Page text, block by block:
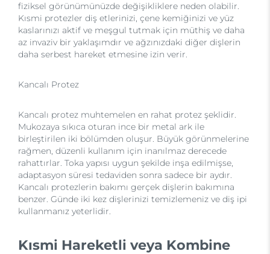
fiziksel görünümünüzde değişikliklere neden olabilir.
Kısmi protezler diş etlerinizi, çene kemiğinizi ve yüz
kaslarınızı aktif ve meşgul tutmak için müthiş ve daha
az invaziv bir yaklaşımdır ve ağzınızdaki diğer dişlerin
daha serbest hareket etmesine izin verir.
Kancalı Protez
Kancalı protez muhtemelen en rahat protez şeklidir.
Mukozaya sıkıca oturan ince bir metal ark ile
birleştirilen iki bölümden oluşur. Büyük görünmelerine
rağmen, düzenli kullanım için inanılmaz derecede
rahattırlar. Toka yapısı uygun şekilde inşa edilmişse,
adaptasyon süresi tedaviden sonra sadece bir aydır.
Kancalı protezlerin bakımı gerçek dişlerin bakımına
benzer. Günde iki kez dişlerinizi temizlemeniz ve diş ipi
kullanmanız yeterlidir.
Kısmi Hareketli veya Kombine